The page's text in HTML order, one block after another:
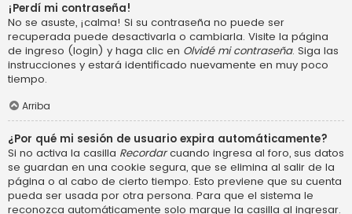
¡Perdí mi contraseña!
No se asuste, ¡calma! Si su contraseña no puede ser
recuperada puede desactivarla o cambiarla. Visite la página
de ingreso (login) y haga clic en Olvidé mi contraseña. Siga las
instrucciones y estará identificado nuevamente en muy poco
tiempo.
Arriba
¿Por qué mi sesión de usuario expira automáticamente?
Si no activa la casilla Recordarcuando ingresa al foro, sus datos
se guardan en una cookie segura, que se elimina al salir de la
página o al cabo de cierto tiempo. Esto previene que su cuenta
pueda ser usada por otra persona. Para que el sistema le
reconozca automáticamente solo marque la casilla al ingresar.